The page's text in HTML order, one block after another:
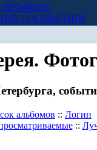
СООБЩЕНИЯ
альбомов :: Логин
::